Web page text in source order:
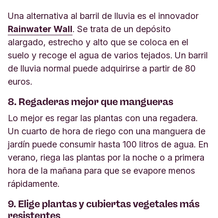
Una alternativa al barril de lluvia es el innovador
Rainwater Wall. Se trata de un depósito
alargado, estrecho y alto que se coloca en el
suelo y recoge el agua de varios tejados. Un barril
de lluvia normal puede adquirirse a partir de 80
euros.
8. Regaderas mejor que mangueras
Lo mejor es regar las plantas con una regadera.
Un cuarto de hora de riego con una manguera de
jardín puede consumir hasta 100 litros de agua. En
verano, riega las plantas por la noche o a primera
hora de la mañana para que se evapore menos
rápidamente.
9. Elige plantas y cubiertas vegetales más